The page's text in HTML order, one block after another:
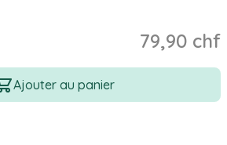
79,90 chf
Ajouter au panier